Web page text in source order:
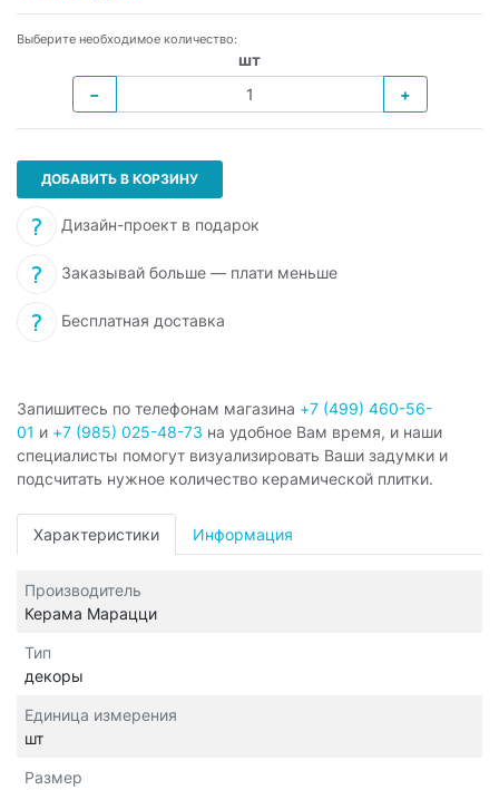
Выберите необходимое количество:
шт
−
+
ДОБАВИТЬ В КОРЗИНУ
Дизайн-проект в подарок
Заказывай больше — плати меньше
Бесплатная доставка
Запишитесь по телефонам магазина +7 (499) 460-56-
01 и +7 (985) 025-48-73 на удобное Вам время, и наши
специалисты помогут визуализировать Ваши задумки и
подсчитать нужное количество керамической плитки.
Характеристики Информация
Производитель
Керама Марацци
Тип
декоры
Единица измерения
шт
Размер